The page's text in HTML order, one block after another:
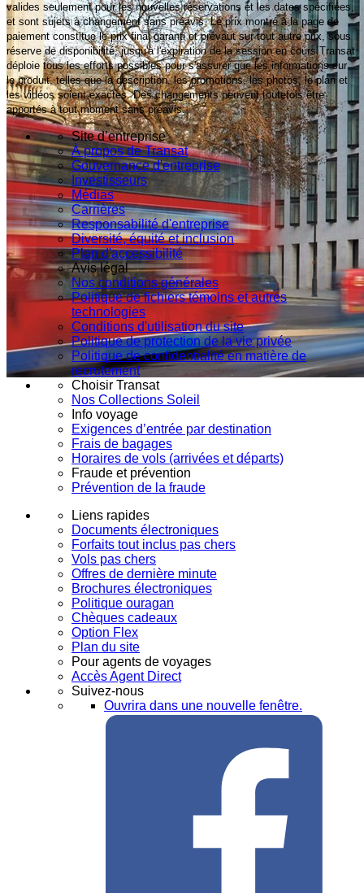
valides seulement pour les nouvelles réservations et les dates spécifiées,
et sont sujets à changement sans préavis. Le prix montré à la page de
paiement constitue le prix final garanti et prévaut sur tout autre prix, sous
réserve de disponibilité, jusqu'à l'expiration de la session en cours.Transat
déploie tous les efforts possibles pour s'assurer que les informations sur
le produit, telles que la description, les promotions, les photos, le plan et
les vidéos soient exactes. Des changements peuvent toutefois être
apportés à tout moment sans préavis.
Site d’entreprise
À propos de Transat
Gouvernance d'entreprise
Investisseurs
Médias
Carrières
Responsabilité d'entreprise
Diversité, équité et inclusion
Plan d'accessibilité
Avis légal
Nos conditions générales
Politique de fichiers témoins et autres
technologies
Conditions d'utilisation du site
Politique de protection de la vie privée
Politique de confidentialité en matière de
recrutement
Choisir Transat
Nos Collections Soleil
Info voyage
Exigences d’entrée par destination
Frais de bagages
Horaires de vols (arrivées et départs)
Fraude et prévention
Prévention de la fraude
Liens rapides
Documents électroniques
Forfaits tout inclus pas chers
Vols pas chers
Offres de dernière minute
Brochures électroniques
Politique ouragan
Chèques cadeaux
Option Flex
Plan du site
Pour agents de voyages
Accès Agent Direct
Suivez-nous
Ouvrira dans une nouvelle fenêtre.